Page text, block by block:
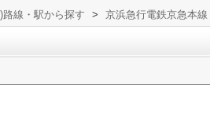
路線・駅から探す > 京浜急行電鉄京急本線